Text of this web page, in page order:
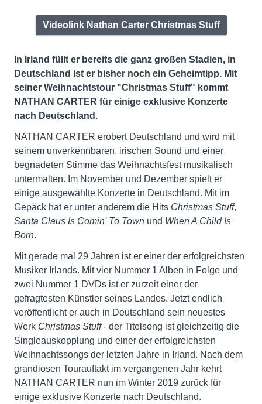
Videolink Nathan Carter Christmas Stuff
In Irland füllt er bereits die ganz großen Stadien, in
Deutschland ist er bisher noch ein Geheimtipp. Mit
seiner Weihnachtstour "Christmas Stuff" kommt
NATHAN CARTER für einige exklusive Konzerte
nach Deutschland.
NATHAN CARTER erobert Deutschland und wird mit
seinem unverkennbaren, irischen Sound und einer
begnadeten Stimme das Weihnachtsfest musikalisch
untermalten. Im November und Dezember spielt er
einige ausgewählte Konzerte in Deutschland. Mit im
Gepäck hat er unter anderem die Hits Christmas Stuff,
Santa Claus Is Comin' To Town und When A Child Is
Born.
Mit gerade mal 29 Jahren ist er einer der erfolgreichsten
Musiker Irlands. Mit vier Nummer 1 Alben in Folge und
zwei Nummer 1 DVDs ist er zurzeit einer der
gefragtesten Künstler seines Landes. Jetzt endlich
veröffentlicht er auch in Deutschland sein neuestes
Werk Christmas Stuff- der Titelsong ist gleichzeitig die
Singleauskopplung und einer der erfolgreichsten
Weihnachtssongs der letzten Jahre in Irland. Nach dem
grandiosen Tourauftakt im vergangenen Jahr kehrt
NATHAN CARTER nun im Winter 2019 zurück für
einige exklusive Konzerte nach Deutschland.